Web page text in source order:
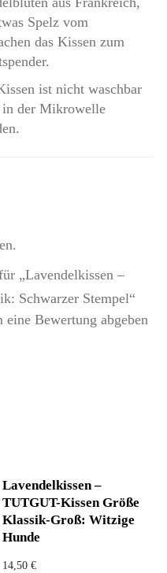
Spelz vom
das Kissen zum
ist nicht waschbar
der Mikrowelle
„Lavendelkissen –
Schwarzer Stempel“
eine Bewertung abgeben
Lavendelkissen –
TUTGUT-Kissen Größe
Klassik-Groß: Witzige
Hunde
14,50 €